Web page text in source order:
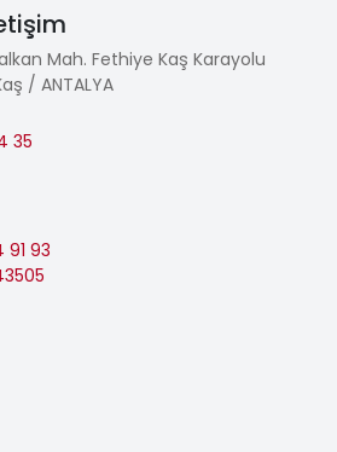
Mah. Fethiye Kaş Karayolu
/ ANTALYA
35
91 93